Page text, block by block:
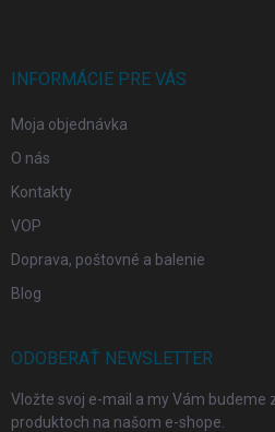
INFORMÁCIE PRE VÁS
Moja objednávka
O nás
Kontakty
VOP
Doprava, poštovné a balenie
Blog
ODOBERAŤ NEWSLETTER
Vložte svoj e-mail a my Vám budeme
produktoch na našom e-shope.